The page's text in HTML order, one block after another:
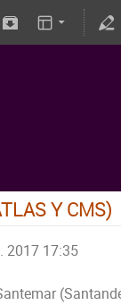
Y CMS)
2017 17:35